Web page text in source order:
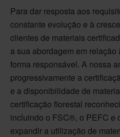
Para dar resposta aos
constante evolução e à
clientes de materiais
a sua abordagem em
forma responsável. A nossa
progressivamente a
e a disponibilidade de
certificação florestal
incluindo o FSC®, o PEFC e
expandir a utilização de